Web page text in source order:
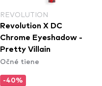
REVOLUTION
Revolution X DC
Chrome Eyeshadow -
Pretty Villain
Očné tiene
-40%